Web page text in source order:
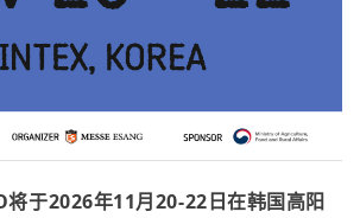
将于2026年11月20-22日在韩国高阳